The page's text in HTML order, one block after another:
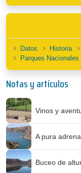
Datos Historia
Parques Nacionales
Notas y artículos
Vinos y
A pura
Buceo de